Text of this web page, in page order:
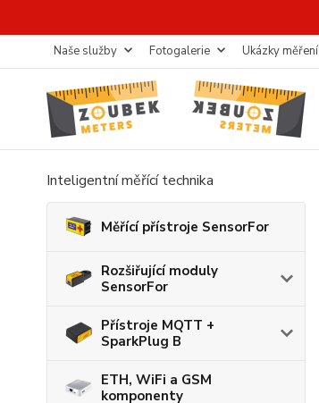
Naše služby Fotogalerie Ukázky měření
Inteligentní měřící technika
Měřící přístroje SensorFor
Rozšiřující moduly
SensorFor
Přístroje MQTT +
SparkPlug B
ETH, WiFi a GSM
komponenty